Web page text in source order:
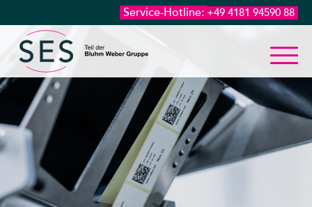
Service-Hotline: +49 4181 94590 88